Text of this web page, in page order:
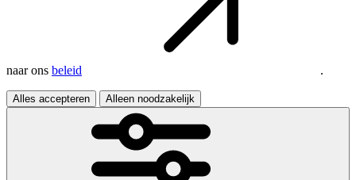
naar ons beleid .
Alles accepteren Alleen noodzakelijk